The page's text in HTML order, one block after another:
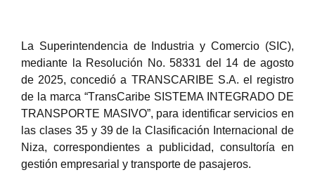
La Superintendencia de Industria y Comercio (SIC),
mediante la Resolución No. 58331 del 14 de agosto
de 2025, concedió a TRANSCARIBE S.A. el registro
de la marca “TransCaribe SISTEMA INTEGRADO DE
TRANSPORTE MASIVO”, para identificar servicios en
las clases 35 y 39 de la Clasificación Internacional de
Niza, correspondientes a publicidad, consultoría en
gestión empresarial y transporte de pasajeros.